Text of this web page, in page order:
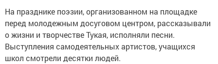
На празднике поэзии, организованном на площадке
перед молодежным досуговом центром, рассказывали
о жизни и творчестве Тукая, исполняли песни.
Выступления самодеятельных артистов, учащихся
школ смотрели десятки людей.